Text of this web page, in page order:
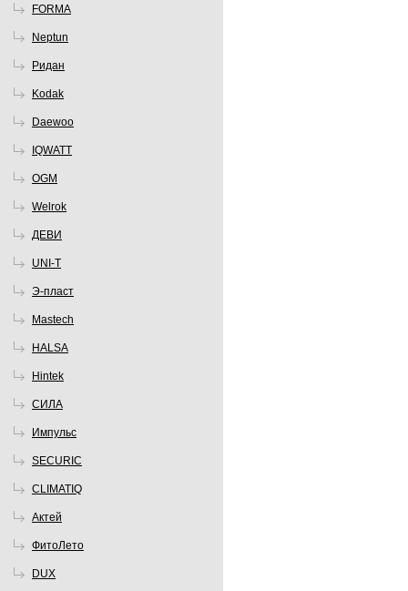
FORMA
Neptun
Ридан
Kodak
Daewoo
IQWATT
OGM
Welrok
ДЕВИ
UNI-T
Э-пласт
Mastech
HALSA
Hintek
СИЛА
Импульс
SECURIC
CLIMATIQ
Актей
ФитоЛето
DUX